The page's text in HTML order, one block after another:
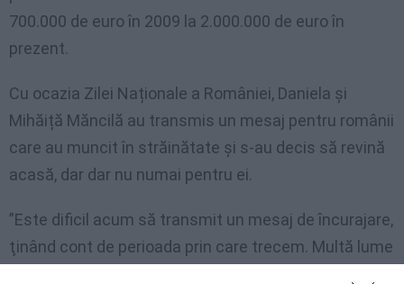
700.000 de euro în 2009 la 2.000.000 de euro în
prezent.
Cu ocazia Zilei Naționale a României, Daniela și
Mihăiță Măncilă au transmis un mesaj pentru românii
care au muncit în străinătate şi s-au decis să revină
acasă, dar dar nu numai pentru ei.
”Este dificil acum să transmit un mesaj de încurajare,
ţinând cont de perioada prin care trecem. Multă lume